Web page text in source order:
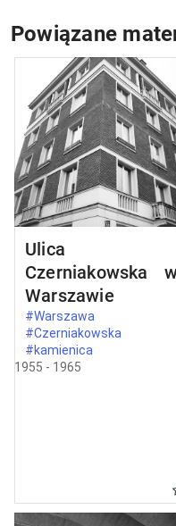
Powiązane
Ulica
Czerniakowska
Warszawie
#Warszawa
#Czerniakowska
#kamienica
1955 - 1965